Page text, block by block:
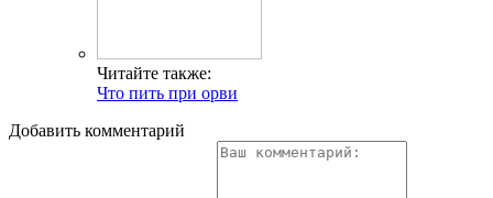
Читайте также:
Что пить при орви
Добавить комментарий